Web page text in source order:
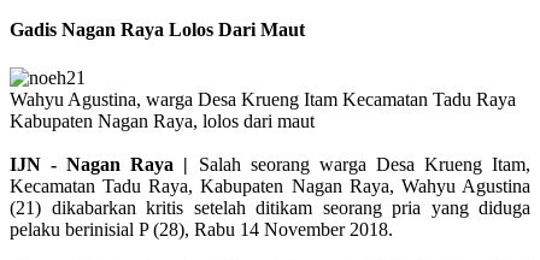
Gadis Nagan Raya Lolos Dari Maut
Wahyu Agustina, warga Desa Krueng Itam Kecamatan Tadu Raya
Kabupaten Nagan Raya, lolos dari maut
IJN - Nagan Raya | Salah seorang warga Desa Krueng Itam,
Kecamatan Tadu Raya, Kabupaten Nagan Raya, Wahyu Agustina
(21) dikabarkan kritis setelah ditikam seorang pria yang diduga
pelaku berinisial P (28), Rabu 14 November 2018.